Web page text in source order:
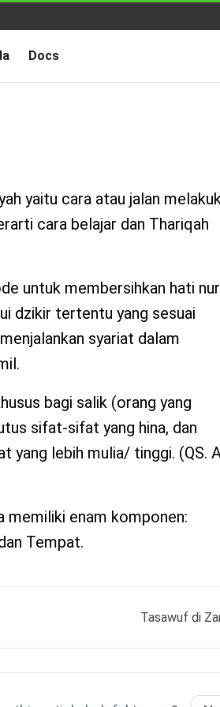
Docs
yaitu cara atau jalan
cara belajar dan Thariqah
untuk membersihkan hati
dzikir tertentu yang sesuai
syariat dalam
bagi salik (orang yang
sifat-sifat yang hina, dan
yang lebih mulia/ tinggi. (QS.
memiliki enam komponen:
Tempat.
Tasawuf di